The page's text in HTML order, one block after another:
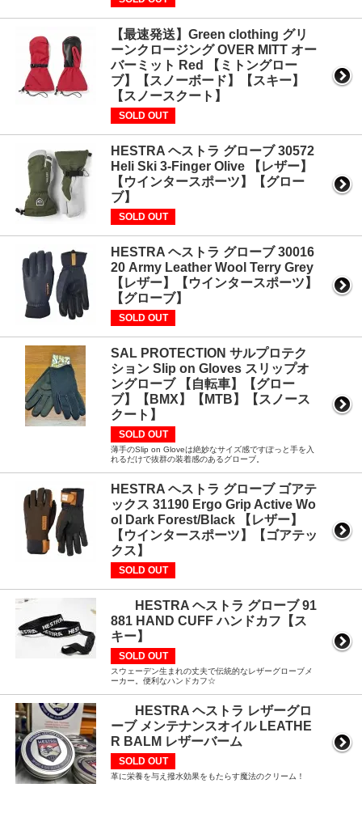
【最速発送】Green clothing グリ
ーンクロージング OVER MITT オー
バーミット Red 【ミトングロー
ブ】【スノーボード】【スキー】
【スノースクート】
SOLD OUT
HESTRA ヘストラ グローブ 30572
Heli Ski 3-Finger Olive 【レザー】
【ウインタースポーツ】【グロー
ブ】
SOLD OUT
HESTRA ヘストラ グローブ 30016
20 Army Leather Wool Terry Grey
【レザー】【ウインタースポーツ】
【グローブ】
SOLD OUT
SAL PROTECTION サルプロテク
ション Slip on Gloves スリップオ
ングローブ 【自転車】【グロー
ブ】【BMX】【MTB】【スノース
クート】
SOLD OUT
薄手のSlip on Gloveは絶妙なサイズ感ですぽっと手を入
れるだけで抜群の装着感のあるグローブ。
HESTRA ヘストラ グローブ ゴアテ
ックス 31190 Ergo Grip Active Wo
ol Dark Forest/Black 【レザー】
【ウインタースポーツ】【ゴアテッ
クス】
SOLD OUT
HESTRA ヘストラ グローブ 91
881 HAND CUFF ハンドカフ【ス
キー】
SOLD OUT
スウェーデン生まれの丈夫で伝統的なレザーグローブメ
ーカー。便利なハンドカフ☆
HESTRA ヘストラ レザーグロ
ーブ メンテナンスオイル LEATHE
R BALM レザーバーム
SOLD OUT
革に栄養を与え撥水効果をもたらす魔法のクリーム！